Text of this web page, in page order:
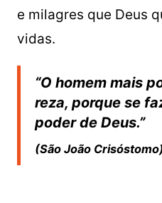
e milagres que Deus
vidas.
“O homem mais
reza, porque se
poder de Deus.”
(São João